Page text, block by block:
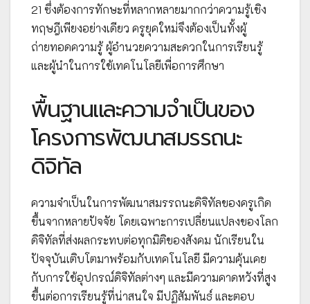
21 ซึ่งต้องการทักษะที่หลากหลายมากกว่าความรู้เชิง
ทฤษฎีเพียงอย่างเดียว ครูยุคใหม่จึงต้องเป็นทั้งผู้
ถ่ายทอดความรู้ ผู้อำนวยความสะดวกในการเรียนรู้
และผู้นำในการใช้เทคโนโลยีเพื่อการศึกษา
พื้นฐานและความจำเป็นของ
โครงการพัฒนาสมรรถนะ
ดิจิทัล
ความจำเป็นในการพัฒนาสมรรถนะดิจิทัลของครูเกิด
ขึ้นจากหลายปัจจัย โดยเฉพาะการเปลี่ยนแปลงของโลก
ดิจิทัลที่ส่งผลกระทบต่อทุกมิติของสังคม นักเรียนใน
ปัจจุบันเติบโตมาพร้อมกับเทคโนโลยี มีความคุ้นเคย
กับการใช้อุปกรณ์ดิจิทัลต่างๆ และมีความคาดหวังที่สูง
ขึ้นต่อการเรียนรู้ที่น่าสนใจ มีปฏิสัมพันธ์ และตอบ